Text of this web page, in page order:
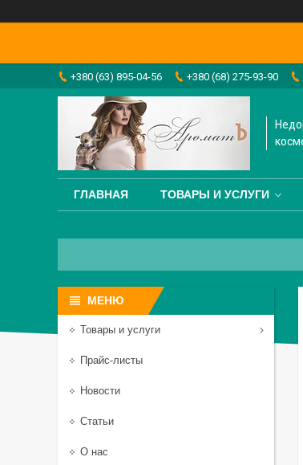
+380 (63) 895-04-56 +380 (68) 275-93-90
ГЛАВНАЯ ТОВАРЫ И УСЛУГИ
Товары и услуги
Прайс-листы
Новости
Статьи
О нас